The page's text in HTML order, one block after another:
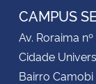
CAMPUS
Av. Roraima
Cidade
Bairro Camobi